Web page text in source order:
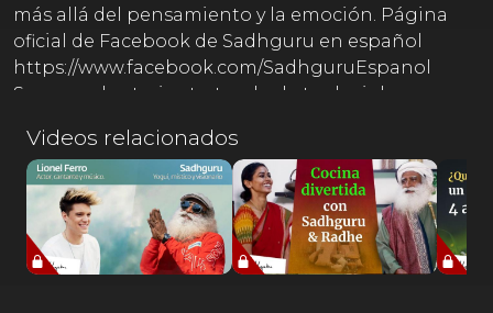
más allá del pensamiento y la emoción. Página
oficial de Facebook de Sadhguru en español
https://www.facebook.com/SadhguruEspanol
Somos voluntarios tratando de traducir las
de acuerdo a nuestro entendimiento. Ofrecemos
una disculpa si la traducción contiene errores, ya
que es un enorme reto traducir la sabiduría
hablada de un místico. Por favor, utiliza nuestro
formulario para hacernos llegar tus comentarios y
sugerencias. Tu retroalimentación es muy valiosa
Videos relacionados